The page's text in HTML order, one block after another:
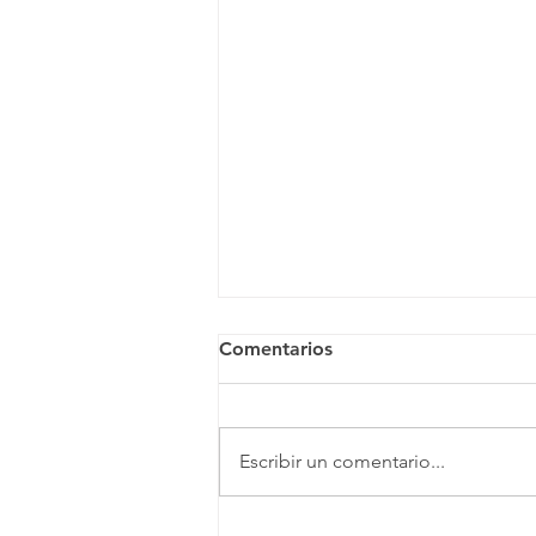
Comentarios
Escribir un comentario...